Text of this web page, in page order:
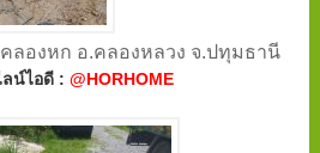
ลองหก อ.คลองหลวง จ.ปทุมธานี
ลน์ไอดี :@HORHOME